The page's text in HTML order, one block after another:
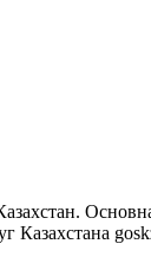
Казахстана